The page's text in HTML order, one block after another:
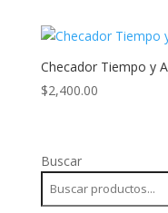
Checador Tiempo y
$2,400.00
Buscar